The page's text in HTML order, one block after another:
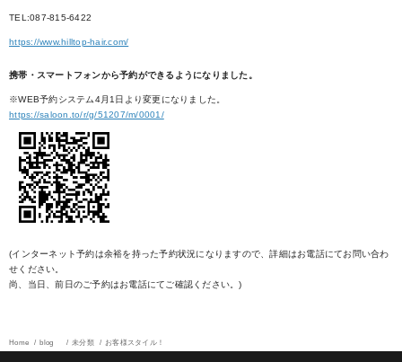
TEL:087-815-6422
https://www.hilltop-hair.com/
携帯・スマートフォンから予約ができるようになりました。
※WEB予約システム4月1日より変更になりました。
https://saloon.to/r/g/51207/m/0001/
(インターネット予約は余裕を持った予約状況になりますので、詳細はお電話にてお問い合わ
せください。
尚、当日、前日のご予約はお電話にてご確認ください。)
Home blog 未分類 お客様スタイル！